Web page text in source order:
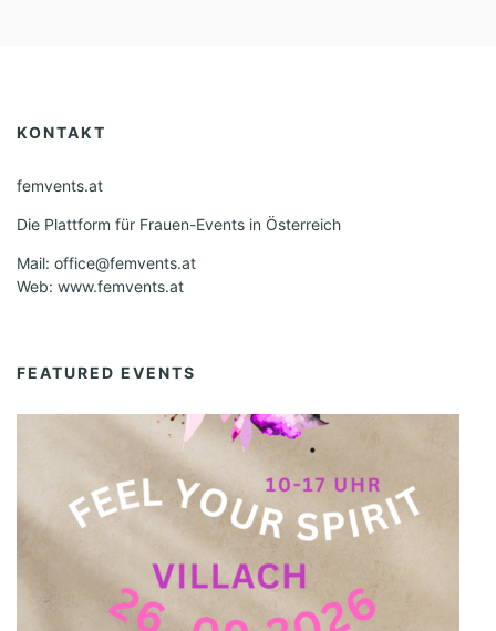
KONTAKT
femvents.at
Die Plattform für Frauen-Events in Österreich
Mail: office@femvents.at
Web: www.femvents.at
FEATURED EVENTS